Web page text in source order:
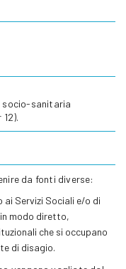
socio-sanitaria
da fonti diverse:
ai Servizi Sociali e/o di
modo diretto,
che si occupano
di disagio.